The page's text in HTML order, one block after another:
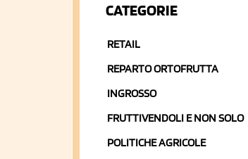
CATEGORIE
RETAIL
REPARTO ORTOFRUTTA
INGROSSO
FRUTTIVENDOLI E NON SOLO
POLITICHE AGRICOLE